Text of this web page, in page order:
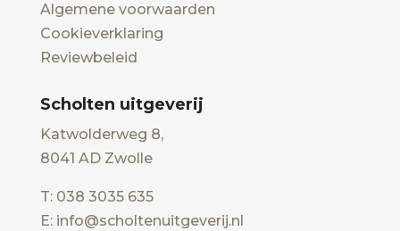
Algemene voorwaarden
Cookieverklaring
Reviewbeleid
Scholten uitgeverij
Katwolderweg 8,
8041 AD Zwolle
T: 038 3035 635
E: info@scholtenuitgeverij.nl